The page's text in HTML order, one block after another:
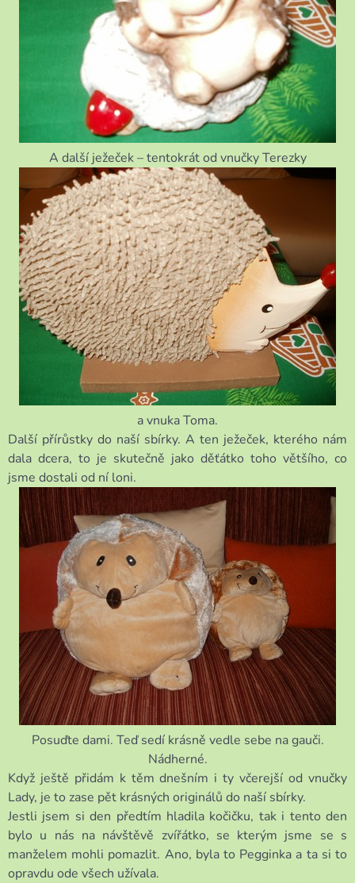
A další ježeček – tentokrát od vnučky Terezky
a vnuka Toma.
Další přírůstky do naší sbírky. A ten ježeček, kterého nám
dala dcera, to je skutečně jako děťátko toho většího, co
jsme dostali od ní loni.
Posuďte dami. Teď sedí krásně vedle sebe na gauči.
Nádherné.
Když ještě přidám k těm dnešním i ty včerejší od vnučky
Lady, je to zase pět krásných originálů do naší sbírky.
Jestli jsem si den předtím hladila kočičku, tak i tento den
bylo u nás na návštěvě zvířátko, se kterým jsme se s
manželem mohli pomazlit. Ano, byla to Pegginka a ta si to
opravdu ode všech užívala.